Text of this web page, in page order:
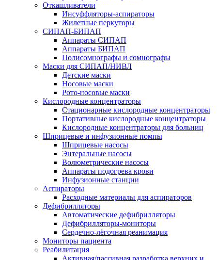
Откашливатели
Инсуффляторы-аспираторы
Жилетные перкуторы
CИПАП-БИПАП
Аппараты СИПАП
Аппараты БИПАП
Полисомнографы и сомнографы
Маски для СИПАП/НИВЛ
Детские маски
Носовые маски
Рото-носовые маски
Кислородные концентраторы
Стационарные кислородные концентраторы
Портативные кислородные концентраторы
Кислородные концентраторы для больниц
Шприцевые и инфузионные помпы
Шприцевые насосы
Энтеральные насосы
Волюметрические насосы
Аппараты подогрева крови
Инфузионные станции
Аспираторы
Расходные материалы для аспираторов
Дефибрилляторы
Автоматические дефибрилляторы
Дефибрилляторы-мониторы
Сердечно-лёгочная реанимация
Мониторы пациента
Реабилитация